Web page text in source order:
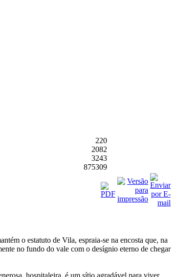
220
2082
3243
875309
o estatuto de Vila, espraia-se na encosta que, na
no fundo do vale com o desígnio eterno de chegar